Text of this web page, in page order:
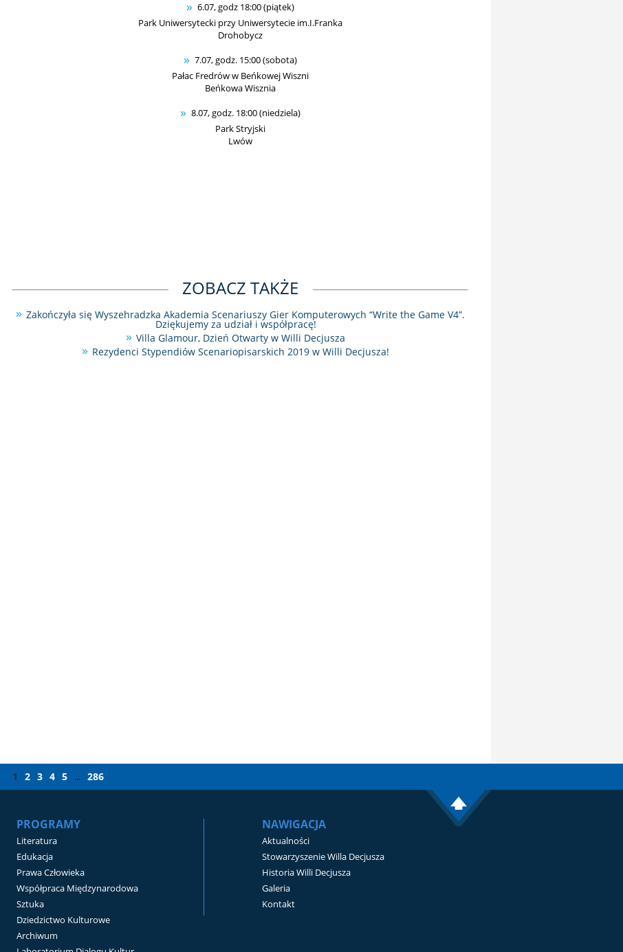
6.07, godz 18:00 (piątek)
Park Uniwersytecki przy Uniwersytecie im.I.Franka
Drohobycz
7.07, godz. 15:00 (sobota)
Pałac Fredrów w Beńkowej Wiszni
Beńkowa Wisznia
8.07, godz. 18:00 (niedziela)
Park Stryjski
Lwów
ZOBACZ TAKŻE
Zakończyła się Wyszehradzka Akademia Scenariuszy Gier Komputerowych “Write the Game V4”.
Dziękujemy za udział i współpracę!
Villa Glamour, Dzień Otwarty w Willi Decjusza
Rezydenci Stypendiów Scenariopisarskich 2019 w Willi Decjusza!
1 2 3 4 5 ... 286
PROGRAMY
Literatura
Edukacja
Prawa Człowieka
Współpraca Międzynarodowa
Sztuka
Dziedzictwo Kulturowe
Archiwum
NAWIGACJA
Aktualności
Stowarzyszenie Willa Decjusza
Historia Willi Decjusza
Galeria
Kontakt